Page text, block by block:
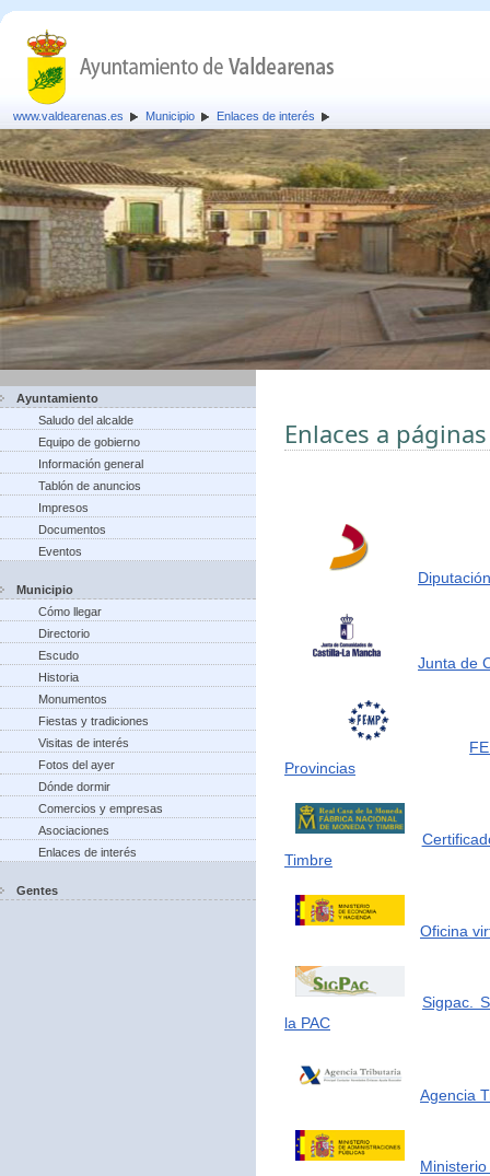
www.valdearenas.es Municipio Enlaces de interés
Ayuntamiento
Saludo del alcalde
Equipo de gobierno
Información general
Tablón de anuncios
Impresos
Documentos
Eventos
Municipio
Cómo llegar
Directorio
Escudo
Historia
Monumentos
Fiestas y tradiciones
Visitas de interés
Fotos del ayer
Dónde dormir
Comercios y empresas
Asociaciones
Enlaces de interés
Gentes
Enlaces a
Junta de
Provincias
Timbre
Oficina
Sigpac.
la PAC
Agencia